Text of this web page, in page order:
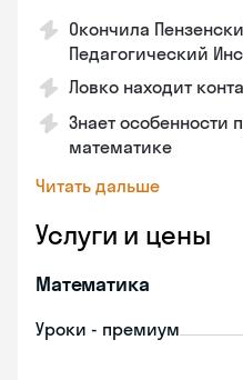
Окончила
Педагогический
Ловко находит
Знает особенности
математике
Читать дальше
Услуги и цены
Математика
Уроки - премиум